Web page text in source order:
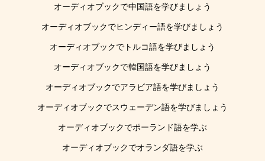
オーディオブックで中国語を学びましょう
オーディオブックでヒンディー語を学びましょう
オーディオブックでトルコ語を学びましょう
オーディオブックで韓国語を学びましょう
オーディオブックでアラビア語を学びましょう
オーディオブックでスウェーデン語を学びましょう
オーディオブックでポーランド語を学ぶ
オーディオブックでオランダ語を学ぶ